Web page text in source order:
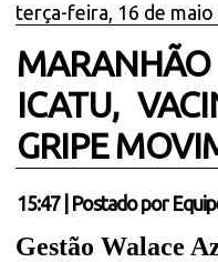
terça-feira, 16 de maio
ICATU,
GRIPE
15:47| Postado por
Gestão Walace